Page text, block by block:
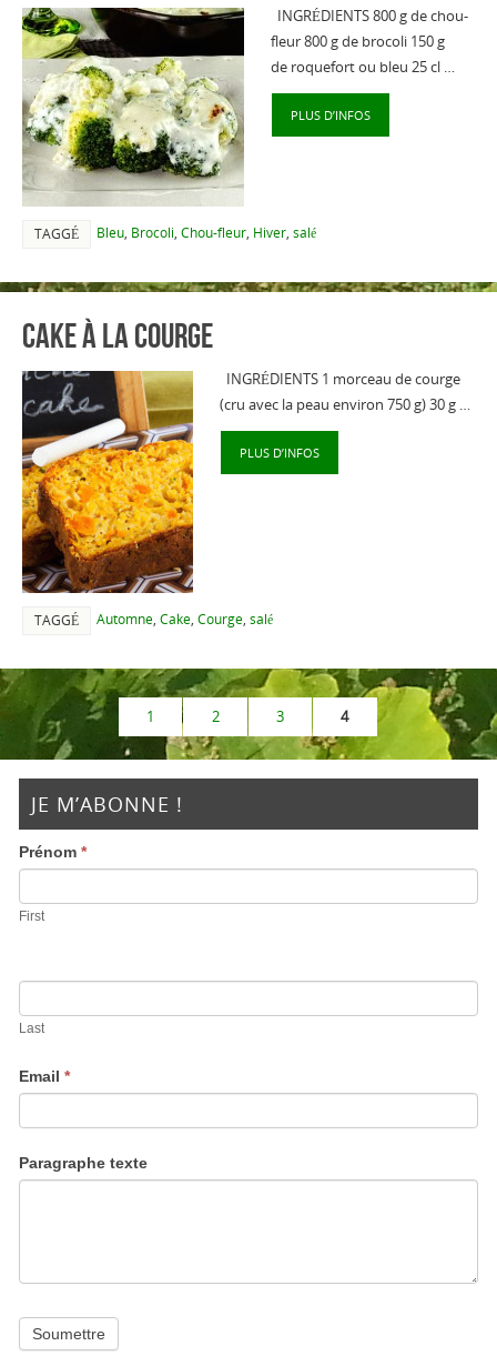
INGRÉDIENTS 800 g de chou-
fleur 800 g de brocoli 150 g
de roquefort ou bleu 25 cl …
PLUS D’INFOS
TAGGÉ Bleu, Brocoli, Chou-fleur, Hiver, salé
Cake à la courge
INGRÉDIENTS 1 morceau de courge
(cru avec la peau environ 750 g) 30 g …
PLUS D’INFOS
TAGGÉ Automne, Cake, Courge, salé
1 2 3 4
JE M’ABONNE !
Prénom*
First
Last
Email*
Paragraphe texte
Soumettre